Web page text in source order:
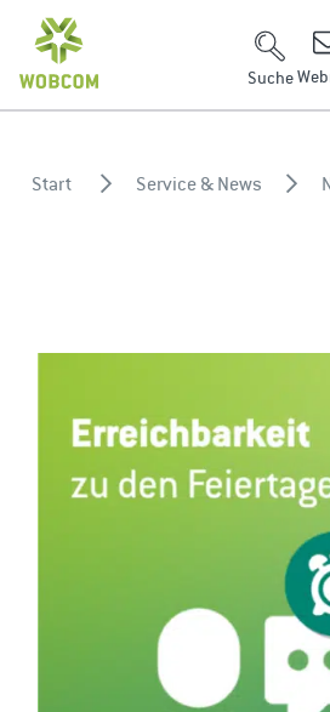
Zum Inhalt springen
Suche
Start Service & News